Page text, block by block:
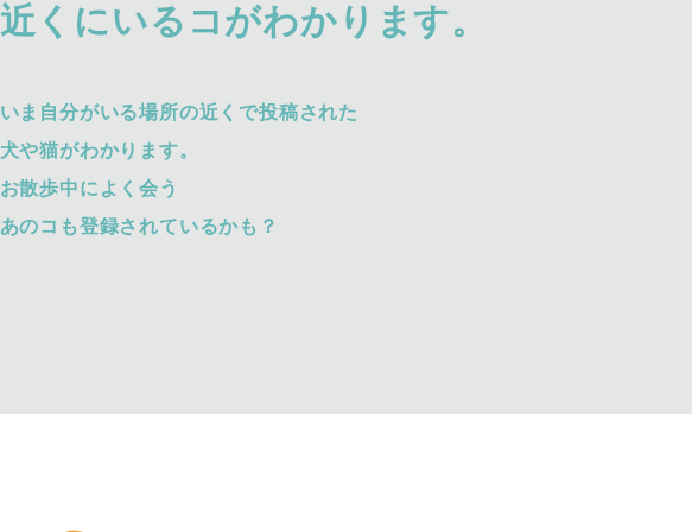
近くにいるコがわかります。
いま自分がいる場所の近くで投稿された
犬や猫がわかります。
お散歩中によく会う
あのコも登録されているかも？